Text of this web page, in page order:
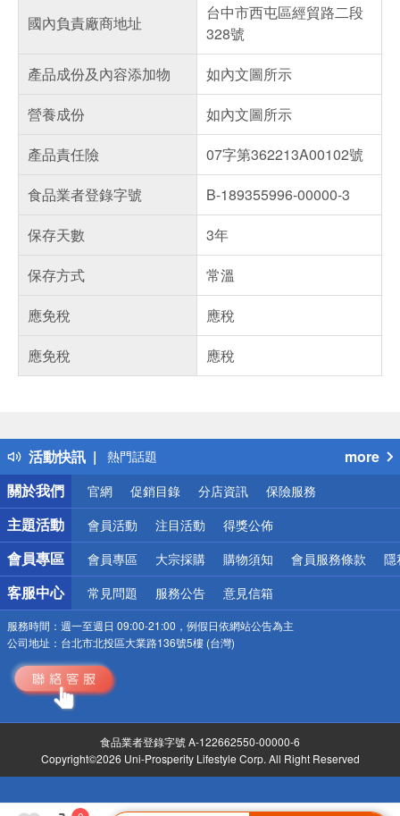
國內負責廠商地址
台中市西屯區經貿路二段
328號
產品成份及內容添加物
如內文圖所示
營養成份
如內文圖所示
產品責任險
07字第362213A00102號
食品業者登錄字號
B-189355996-00000-3
保存天數
3年
保存方式
常溫
應免稅
應稅
應免稅
應稅
活動快訊
得獎公告
熱門話題
銀行優惠
偏遠地區配送
詐騙網頁！請小心！
more
關於我們
官網 促銷目錄 分店資訊 保險服務
主題活動 會員活動 注目活動 得獎公佈
會員專區 會員專區 大宗採購 購物須知 會員服務條款 隱
客服中心 常見問題 服務公告 意見信箱
服務時間： 週一至週日 09:00-21:00，例假日依網站公告為主
公司地址： 台北市北投區大業路136號5樓 (台灣)
食品業者登錄字號 A-122662550-00000-6
Copyright©2026 Uni-Prosperity Lifestyle Corp. All Right Reserved